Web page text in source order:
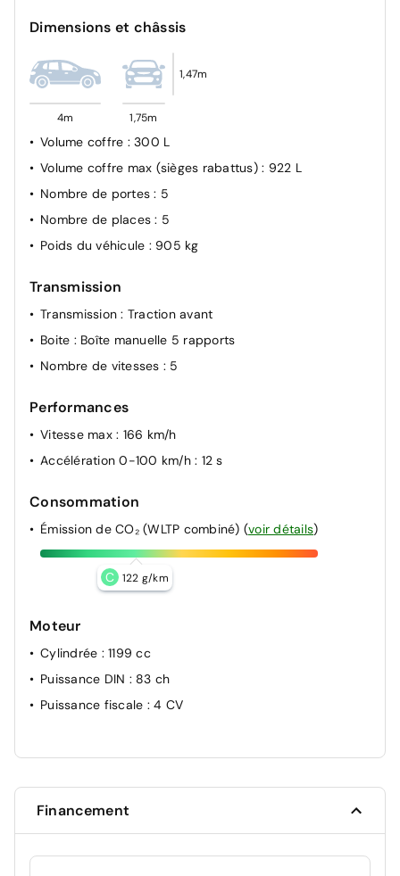
Airbag passager avant déconnectable manuellement
Condamnation centralisée des portes
Allumage automatique des feux de croisement
Airbags frontaux AV, latéraux AV et rideaux
Dimensions et châssis
4m 1,75m
1,47m
Volume coffre : 300 L
Volume coffre max (sièges rabattus) : 922 L
Nombre de portes: 5
Nombre de places: 5
Poids du véhicule : 905 kg
Transmission
Transmission: Traction avant
Boite : Boîte manuelle 5 rapports
Nombre de vitesses : 5
Performances
Vitesse max : 166 km/h
Accélération 0-100 km/h : 12 s
Consommation
Émission de CO₂ (WLTP combiné) (voir détails)
C 122 g/km
Moteur
Cylindrée : 1199 cc
Puissance DIN : 83 ch
Puissance fiscale : 4 CV
Financement